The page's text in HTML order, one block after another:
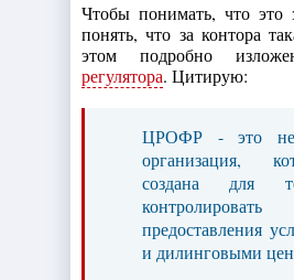
Чтобы понимать, что это
понять, что за контора
этом подробно
регулятора. Цитирую:
ЦРОФР - это
организация,
создана для
предоставления
и дилинговыми